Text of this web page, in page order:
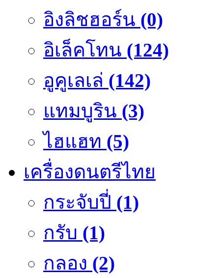
อิงลิชฮอร์น (0)
อิเล็คโทน (124)
อูคูเลเล่ (142)
แทมบูริน (3)
ไฮแฮท (5)
เครื่องดนตรีไทย
กระจับปี่ (1)
กรับ (1)
กลอง (2)